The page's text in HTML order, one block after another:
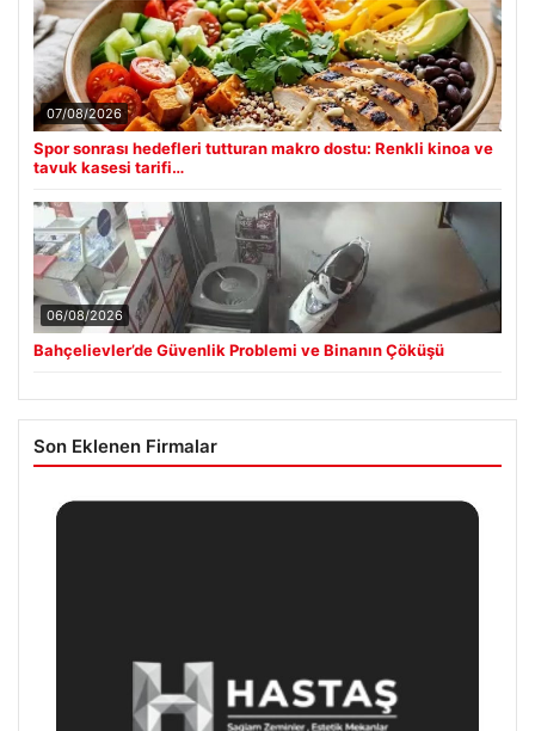
07/08/2026
Spor sonrası hedefleri tutturan makro dostu: Renkli kinoa ve
tavuk kasesi tarifi…
06/08/2026
Bahçelievler’de Güvenlik Problemi ve Binanın Çöküşü
Son Eklenen Firmalar